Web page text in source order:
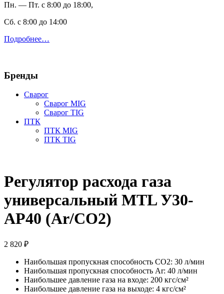
Пн. — Пт. с 8:00 до 18:00,
Сб. с 8:00 до 14:00
Подробнее…
Бренды
Сварог
Сварог MIG
Сварог TIG
ПТК
ПТК MIG
ПТК TIG
Регулятор расхода газа
универсальный MTL У30-
АР40 (Ar/CO2)
2 820 ₽
Наибольшая пропускная способность СО2: 30 л/мин
Наибольшая пропускная способность Ar: 40 л/мин
Наибольшее давление газа на входе: 200 кгс/см²
Наибольшее давление газа на выходе: 4 кгс/см²